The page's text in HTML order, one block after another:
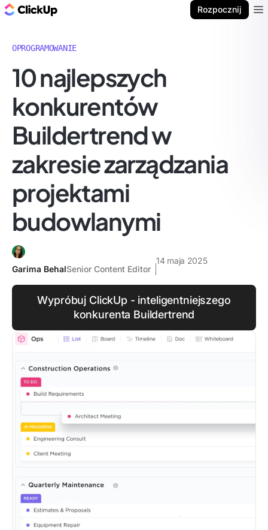
Rozpocznij
OPROGRAMOWANIE
10 najlepszych
konkurentów
Buildertrend w
zakresie zarządzania
projektami
budowlanymi
Garima BehalSenior Content Editor
14 maja 2025
Wypróbuj ClickUp - inteligentniejszego
konkurenta Buildertrend